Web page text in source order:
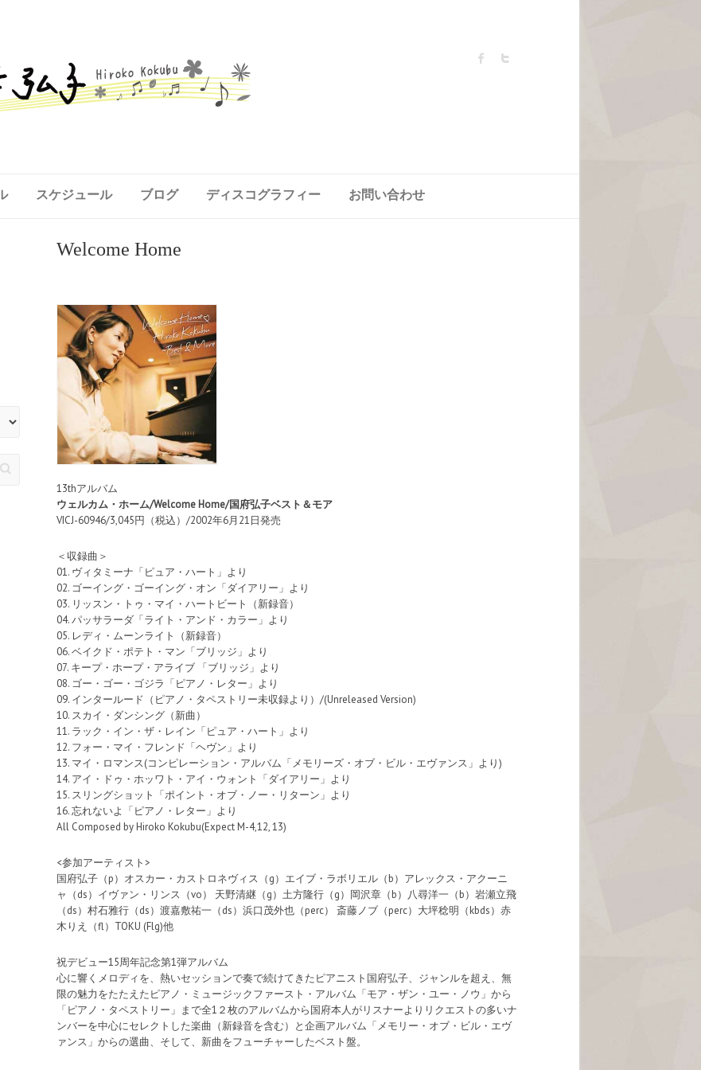
スケジュール ブログ ディスコグラフィー お問い合わせ
Welcome Home
13thアルバム
ウェルカム・ホーム/Welcome Home/国府弘子ベスト＆モア
VICJ-60946/3,045円（税込）/2002年6月21日発売
＜収録曲＞
01. ヴィタミーナ「ピュア・ハート」より
02. ゴーイング・ゴーイング・オン「ダイアリー」より
03. リッスン・トゥ・マイ・ハートビート（新録音）
04. パッサラーダ「ライト・アンド・カラー」より
05. レディ・ムーンライト（新録音）
06. ベイクド・ポテト・マン「ブリッジ」より
07. キープ・ホープ・アライブ 「ブリッジ」より
08. ゴー・ゴー・ゴジラ「ピアノ・レター」より
09. インタールード（ピアノ・タペストリー未収録より）/(Unreleased Version)
10. スカイ・ダンシング（新曲）
11. ラック・イン・ザ・レイン「ピュア・ハート」より
12. フォー・マイ・フレンド「ヘヴン」より
13. マイ・ロマンス(コンピレーション・アルバム「メモリーズ・オブ・ビル・エヴァンス」より)
14. アイ・ドゥ・ホッワト・アイ・ウォント「ダイアリー」より
15. スリングショット「ポイント・オブ・ノー・リターン」より
16. 忘れないよ「ピアノ・レター」より
All Composed by Hiroko Kokubu(Expect M-4,12, 13)
<参加アーティスト>
国府弘子（p）オスカー・カストロネヴィス（g）エイブ・ラボリエル（b）アレックス・アクーニ
ャ（ds）イヴァン・リンス（vo） 天野清継（g）土方隆行（g）岡沢章（b）八尋洋一（b）岩瀬立飛
（ds）村石雅行（ds）渡嘉敷祐一（ds）浜口茂外也（perc） 斎藤ノブ（perc）大坪稔明（kbds）赤
木りえ（fl）TOKU (Flg)他
祝デビュー15周年記念第1弾アルバム
心に響くメロディを、熱いセッションで奏で続けてきたピアニスト国府弘子、ジャンルを超え、無
限の魅力をたたえたピアノ・ミュージックファースト・アルバム「モア・ザン・ユー・ノウ」から
「ピアノ・タペストリー」まで全1２枚のアルバムから国府本人がリスナーよりリクエストの多いナ
ンバーを中心にセレクトした楽曲（新録音を含む）と企画アルバム「メモリー・オブ・ビル・エヴ
ァンス」からの選曲、そして、新曲をフューチャーしたベスト盤。